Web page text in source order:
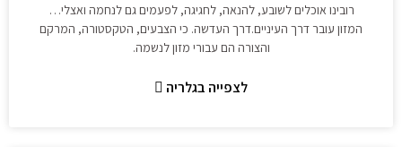
רובינו אוכלים לשובע, להנאה, לחגיגה, לפעמים גם לנחמה ואצלי…
המזון עובר דרך העיניים.דרך העדשה. כי הצבעים, הטקסטורה, המרקם
והצורה הם עבורי מזון לנשמה.
לצפייה בגלריה